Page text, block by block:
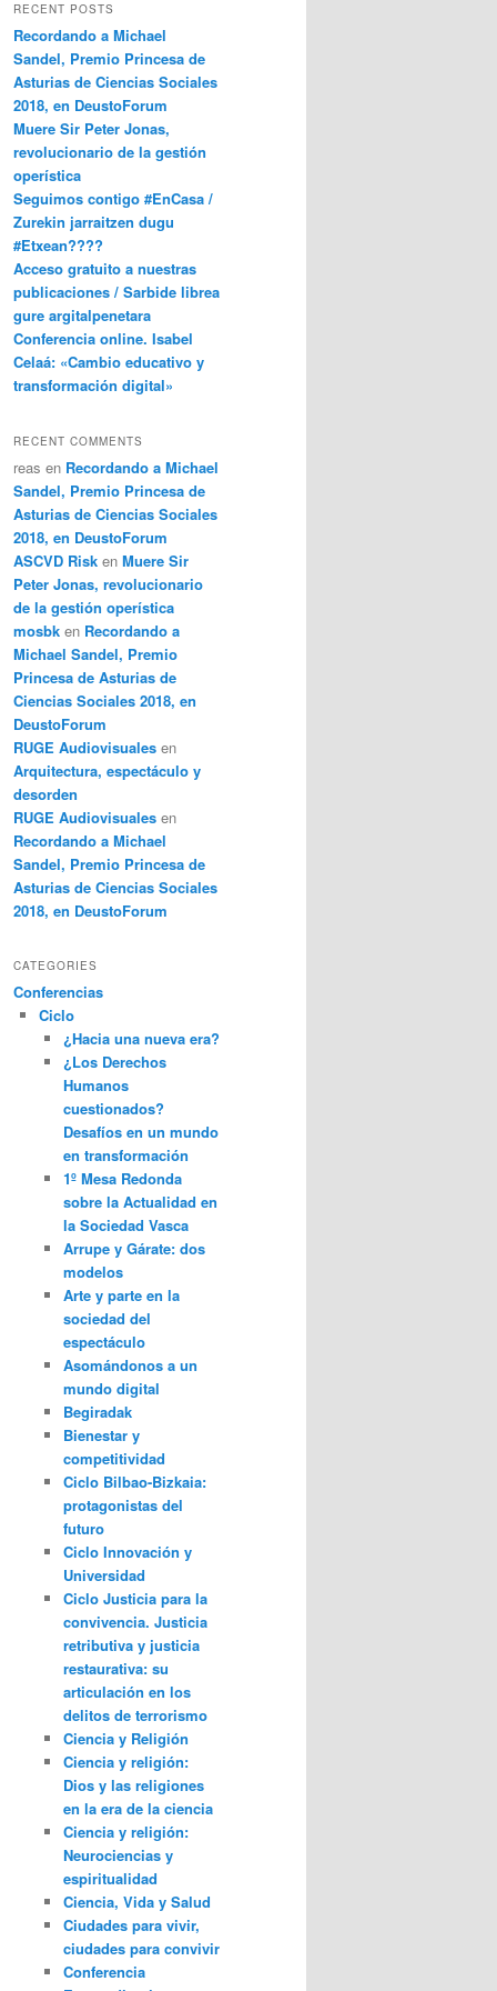
RECENT POSTS
Recordando a Michael
Sandel, Premio Princesa de
Asturias de Ciencias Sociales
2018, en DeustoForum
Muere Sir Peter Jonas,
revolucionario de la gestión
operística
Seguimos contigo #EnCasa /
Zurekin jarraitzen dugu
#Etxean????
Acceso gratuito a nuestras
publicaciones / Sarbide librea
gure argitalpenetara
Conferencia online. Isabel
Celaá: «Cambio educativo y
transformación digital»
RECENT COMMENTS
reas en Recordando a Michael
Sandel, Premio Princesa de
Asturias de Ciencias Sociales
2018, en DeustoForum
ASCVD Risk en Muere Sir
Peter Jonas, revolucionario
de la gestión operística
mosbk en Recordando a
Michael Sandel, Premio
Princesa de Asturias de
Ciencias Sociales 2018, en
DeustoForum
RUGE Audiovisuales en
Arquitectura, espectáculo y
desorden
RUGE Audiovisuales en
Recordando a Michael
Sandel, Premio Princesa de
Asturias de Ciencias Sociales
2018, en DeustoForum
CATEGORIES
Conferencias
Ciclo
¿Hacia una nueva era?
¿Los Derechos
Humanos
cuestionados?
Desafíos en un mundo
en transformación
1º Mesa Redonda
sobre la Actualidad en
la Sociedad Vasca
Arrupe y Gárate: dos
modelos
Arte y parte en la
sociedad del
espectáculo
Asomándonos a un
mundo digital
Begiradak
Bienestar y
competitividad
Ciclo Bilbao-Bizkaia:
protagonistas del
futuro
Ciclo Innovación y
Universidad
Ciclo Justicia para la
convivencia. Justicia
retributiva y justicia
restaurativa: su
articulación en los
delitos de terrorismo
Ciencia y Religión
Ciencia y religión:
Dios y las religiones
en la era de la ciencia
Ciencia y religión:
Neurociencias y
espiritualidad
Ciencia, Vida y Salud
Ciudades para vivir,
ciudades para convivir
Conferencia